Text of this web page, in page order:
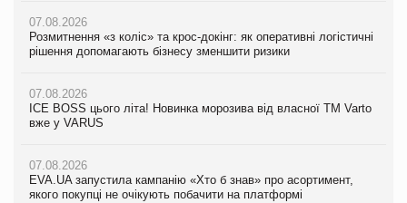
07.08.2026
Розмитнення «з коліс» та крос-докінг: як оперативні логістичні
рішення допомагають бізнесу зменшити ризики
07.08.2026
ICE BOSS цього літа! Новинка морозива від власної ТМ Varto
вже у VARUS
07.08.2026
EVA.UA запустила кампанію «Хто б знав» про асортимент,
якого покупці не очікують побачити на платформі
07.08.2026
Kraft Heinz скоротила збиток у першому півріччі
Продажі Hugo Boss впали на 9%
07.08.2026
Kraft Heinz скоротила збиток у першому півріччі
Продажі Hugo Boss впали на 9%